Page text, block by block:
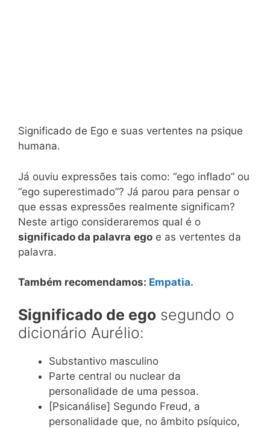
Significado de Ego e suas vertentes na psique
humana.
Já ouviu expressões tais como: “ego inflado” ou
“ego superestimado”? Já parou para pensar o
que essas expressões realmente significam?
Neste artigo consideraremos qual é o
significado da palavra ego e as vertentes da
palavra.
Também recomendamos: Empatia.
Significado de ego segundo o
dicionário Aurélio:
Substantivo masculino
Parte central ou nuclear da
personalidade de uma pessoa.
[Psicanálise] Segundo Freud, a
personalidade que, no âmbito psíquico,